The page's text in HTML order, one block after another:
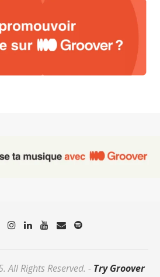
All Rights Reserved. - Try Groover